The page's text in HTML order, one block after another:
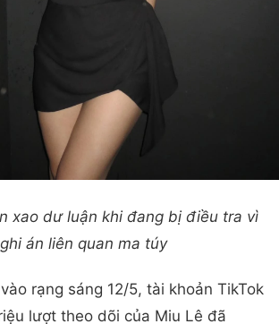
xao dư luận khi đang bị điều tra vì
án liên quan ma túy
rạng sáng 12/5, tài khoản TikTok
lượt theo dõi của Miu Lê đã